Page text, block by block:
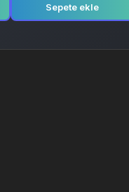
Sepete ekle